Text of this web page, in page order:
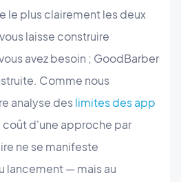
le plus clairement les deux
laisse construire
avez besoin ; GoodBarber
Comme nous
analyse deslimites des app
coût d'une approche par
ne se manifeste
lancement — mais au